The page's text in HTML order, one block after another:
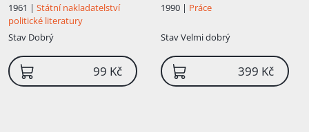
1961 | Státní nakladatelství
politické literatury
Stav Dobrý
99 Kč
1990 | Práce
StavVelmi dobrý
399 Kč